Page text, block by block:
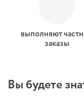
выполняют
заказы
Вы будете